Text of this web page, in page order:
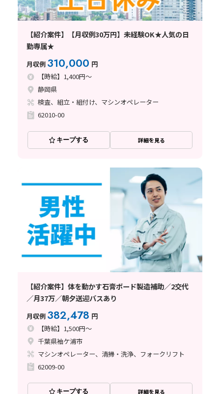
【紹介案件】【月収例30万円】未経験OK★人気の日
勤専属★
月収例 310,000 円
【時給】1,400円～
静岡県
検査、組立・組付け、マシンオペレーター
62010-00
キープする 詳細を見る
【紹介案件】体を動かす石膏ボード製造補助／2交代
／月37万／朝夕送迎バスあり
月収例 382,478 円
【時給】1,500円～
千葉県袖ケ浦市
マシンオペレーター、清掃・洗浄、フォークリフト
62009-00
キープする 詳細を見る